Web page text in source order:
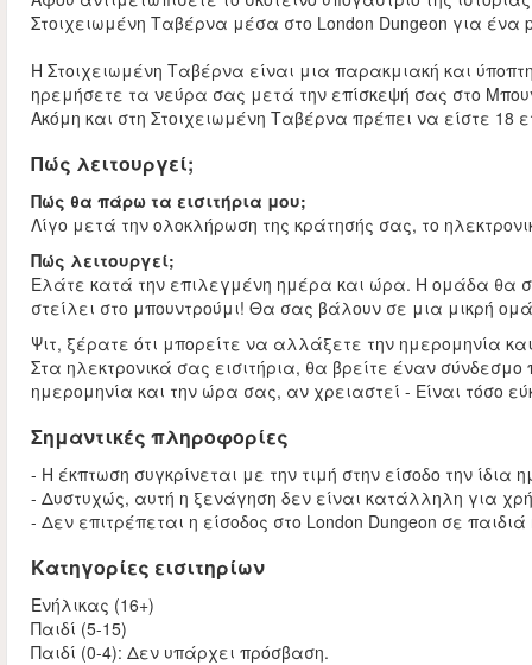
Στοιχειωμένη Ταβέρνα μέσα στο London Dungeon για ένα
Η Στοιχειωμένη Ταβέρνα είναι μια παρακμιακή και
ηρεμήσετε τα νεύρα σας μετά την επίσκεψή σας στο
Ακόμη και στη Στοιχειωμένη Ταβέρνα πρέπει να είστε 18
Πώς λειτουργεί;
Πώς θα πάρω τα εισιτήρια μου;
Λίγο μετά την ολοκλήρωση της κράτησής σας, το
Πώς λειτουργεί;
Ελάτε κατά την επιλεγμένη ημέρα και ώρα. Η ομάδα θα
στείλει στο μπουντρούμι! Θα σας βάλουν σε μια μικρή
Ψιτ, ξέρατε ότι μπορείτε να αλλάξετε την ημερομηνία
Στα ηλεκτρονικά σας εισιτήρια, θα βρείτε έναν
ημερομηνία και την ώρα σας, αν χρειαστεί - Είναι τόσο
Σημαντικές πληροφορίες
- Η έκπτωση συγκρίνεται με την τιμή στην είσοδο την ίδια
- Δυστυχώς, αυτή η ξενάγηση δεν είναι κατάλληλη για
- Δεν επιτρέπεται η είσοδος στο London Dungeon σε
Κατηγορίες εισιτηρίων
Ενήλικας (16+)
Παιδί (5-15)
Παιδί (0-4): Δεν υπάρχει πρόσβαση.